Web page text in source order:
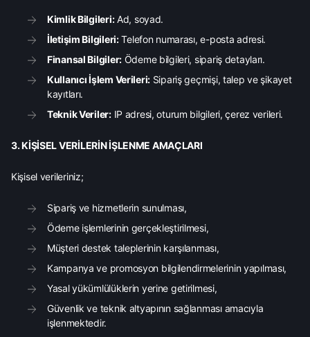
Kimlik Bilgileri:Ad, soyad.
İletişim Bilgileri:Telefon numarası, e-posta adresi.
Finansal Bilgiler:Ödeme bilgileri, sipariş detayları.
Kullanıcı İşlem Verileri: Sipariş geçmişi, talep ve şikayet
kayıtları.
Teknik Veriler:IP adresi, oturum bilgileri, çerez verileri.
3. KİŞİSEL VERİLERİN İŞLENME AMAÇLARI
Kişisel verileriniz;
Sipariş ve hizmetlerin sunulması,
Ödeme işlemlerinin gerçekleştirilmesi,
Müşteri destek taleplerinin karşılanması,
Kampanya ve promosyon bilgilendirmelerinin yapılması,
Yasal yükümlülüklerin yerine getirilmesi,
Güvenlik ve teknik altyapının sağlanması amacıyla
işlenmektedir.